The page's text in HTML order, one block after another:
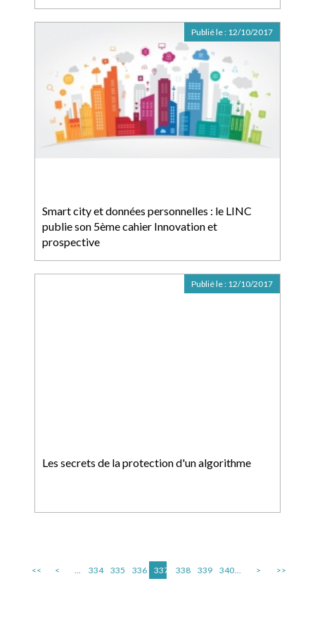
Smart city et données personnelles : le LINC
publie son 5ème cahier Innovation et
prospective
Publié le : 12/10/2017
Les secrets de la protection d'un algorithme
Publié le : 12/10/2017
<< < ... 334 335 336 337 338 339 340... > >>